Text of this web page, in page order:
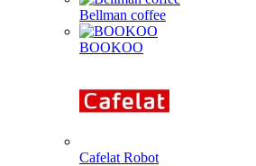
Bellman coffee
BOOKOO
Cafelat Robot